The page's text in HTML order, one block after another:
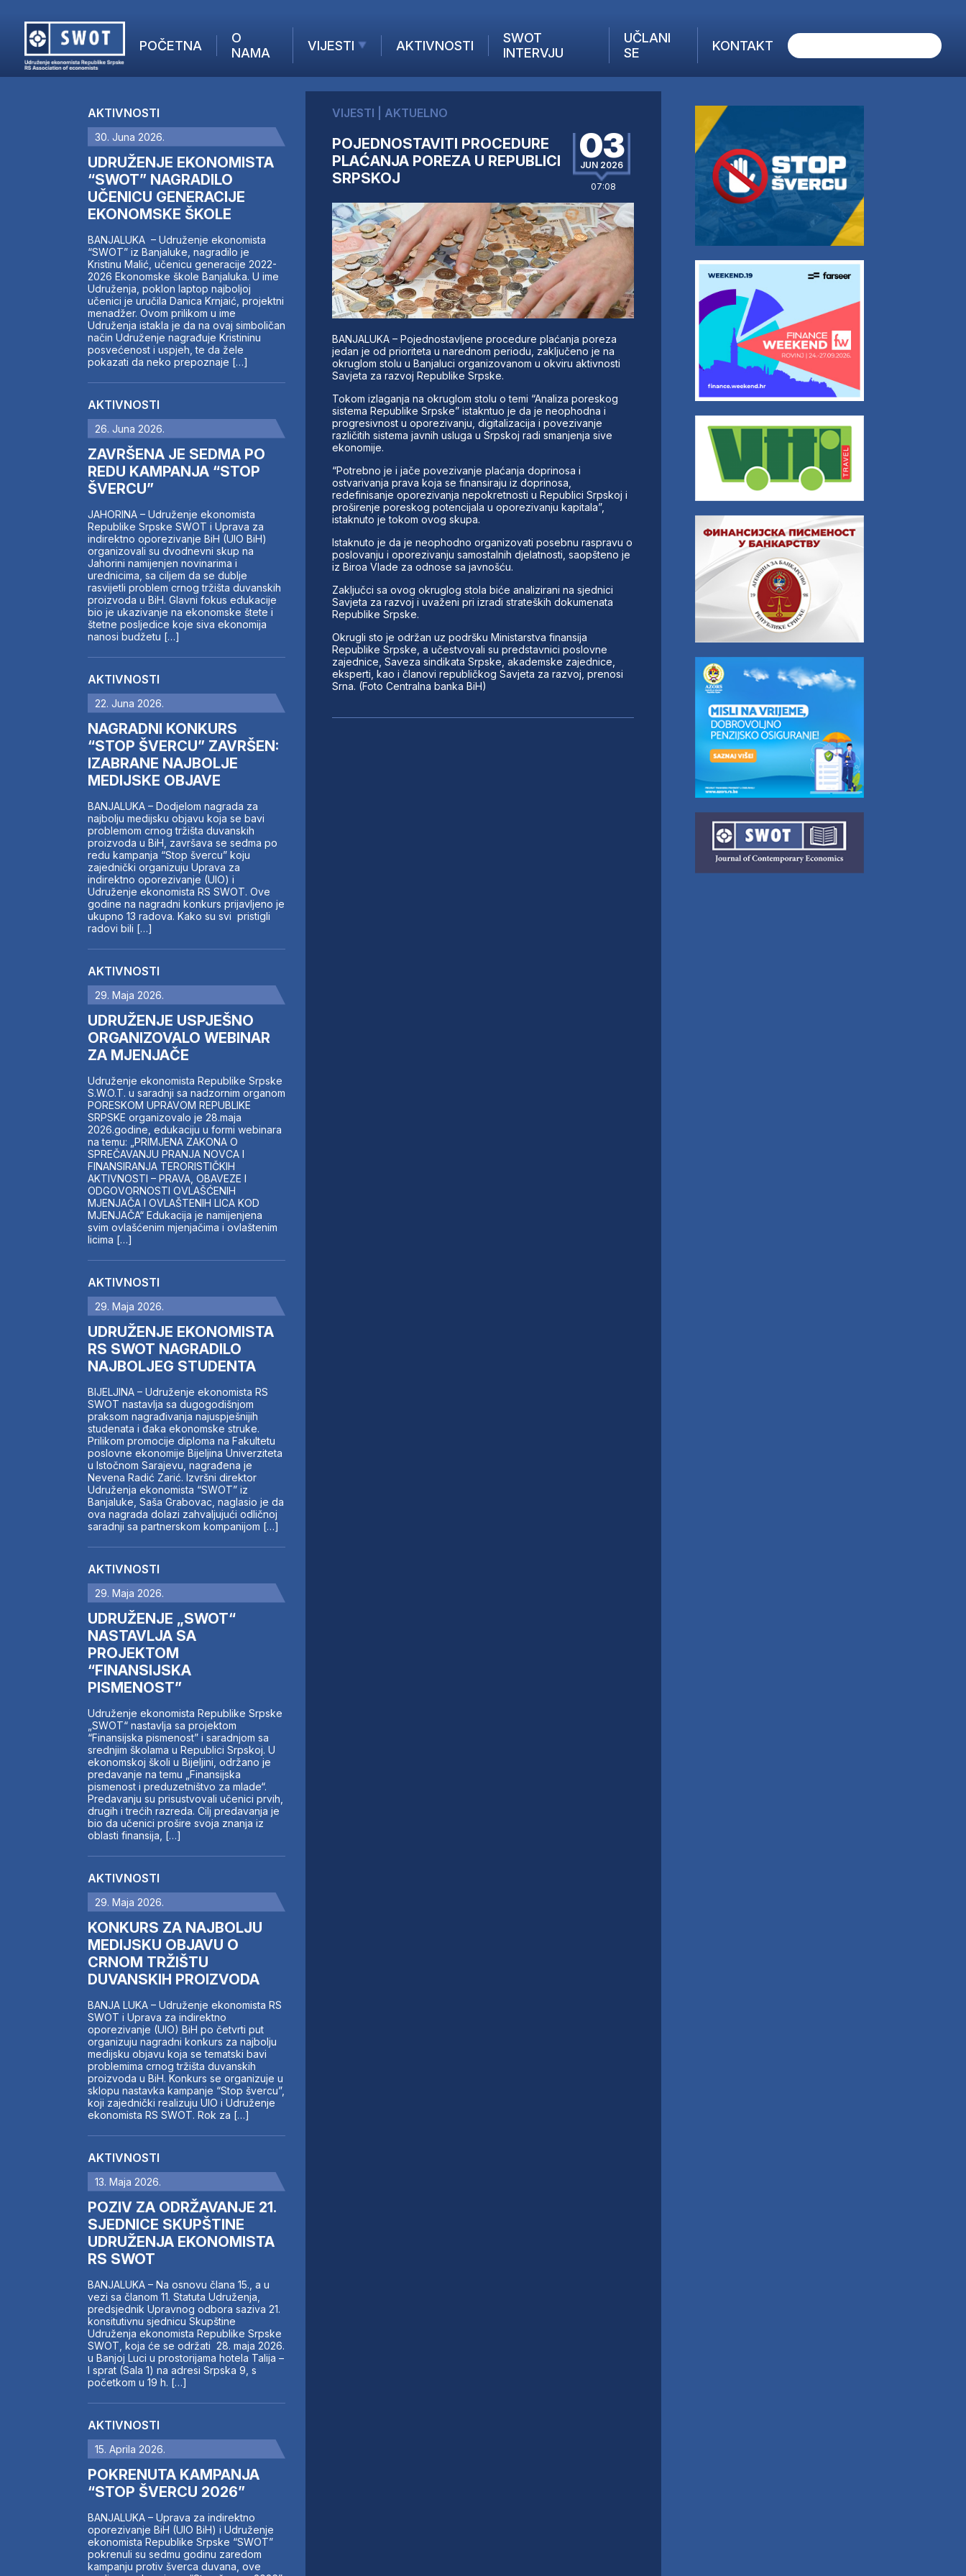
POČETNA
O
NAMA
VIJESTI
AKTUELNO
KOMPANIJE
FINANSIJE
IZ STRANIH MEDIJA
AKTIVNOSTI
SWOT
INTERVJU
UČLANI
SE
KONTAKT
AKTUELNO
ANALIZE
KOMPANIJE
FINANSIJE
IZ STRANIH MEDIJA
AKTIVNOSTI
SWOT INTERVJU
UČLANI SE
KONTAKT
AKTIVNOSTI
30. Juna 2026.
UDRUŽENJE EKONOMISTA
“SWOT” NAGRADILO
UČENICU GENERACIJE
EKONOMSKE ŠKOLE
BANJALUKA – Udruženje ekonomista
“SWOT” iz Banjaluke, nagradilo je
Kristinu Malić, učenicu generacije 2022-
2026 Ekonomske škole Banjaluka. U ime
Udruženja, poklon laptop najboljoj
učenici je uručila Danica Krnjaić, projektni
menadžer. Ovom prilikom u ime
Udruženja istakla je da na ovaj simboličan
način Udruženje nagrađuje Kristininu
posvećenost i uspjeh, te da žele
pokazati da neko prepoznaje […]
AKTIVNOSTI
26. Juna 2026.
ZAVRŠENA JE SEDMA PO
REDU KAMPANJA “STOP
ŠVERCU”
JAHORINA – Udruženje ekonomista
Republike Srpske SWOT i Uprava za
indirektno oporezivanje BiH (UIO BiH)
organizovali su dvodnevni skup na
Jahorini namijenjen novinarima i
urednicima, sa ciljem da se dublje
rasvijetli problem crnog tržišta duvanskih
proizvoda u BiH. Glavni fokus edukacije
bio je ukazivanje na ekonomske štete i
štetne posljedice koje siva ekonomija
nanosi budžetu […]
AKTIVNOSTI
22. Juna 2026.
NAGRADNI KONKURS
“STOP ŠVERCU” ZAVRŠEN:
IZABRANE NAJBOLJE
MEDIJSKE OBJAVE
BANJALUKA – Dodjelom nagrada za
najbolju medijsku objavu koja se bavi
problemom crnog tržišta duvanskih
proizvoda u BiH, završava se sedma po
redu kampanja “Stop švercu” koju
zajednički organizuju Uprava za
indirektno oporezivanje (UIO) i
Udruženje ekonomista RS SWOT. Ove
godine na nagradni konkurs prijavljeno je
ukupno 13 radova. Kako su svi pristigli
radovi bili […]
AKTIVNOSTI
29. Maja 2026.
UDRUŽENJE USPJEŠNO
ORGANIZOVALO WEBINAR
ZA MJENJAČE
Udruženje ekonomista Republike Srpske
S.W.O.T. u saradnji sa nadzornim organom
PORESKOM UPRAVOM REPUBLIKE
SRPSKE organizovalo je 28.maja
2026.godine, edukaciju u formi webinara
na temu: „PRIMJENA ZAKONA O
SPREČAVANJU PRANJA NOVCA I
FINANSIRANJA TERORISTIČKIH
AKTIVNOSTI – PRAVA, OBAVEZE I
ODGOVORNOSTI OVLAŠĆENIH
MJENJAČA I OVLAŠTENIH LICA KOD
MJENJAČA“ Edukacija je namijenjena
svim ovlašćenim mjenjačima i ovlaštenim
licima […]
AKTIVNOSTI
29. Maja 2026.
UDRUŽENJE EKONOMISTA
RS SWOT NAGRADILO
NAJBOLJEG STUDENTA
BIJELJINA – Udruženje ekonomista RS
SWOT nastavlja sa dugogodišnjom
praksom nagrađivanja najuspješnijih
studenata i đaka ekonomske struke.
Prilikom promocije diploma na Fakultetu
poslovne ekonomije Bijeljina Univerziteta
u Istočnom Sarajevu, nagrađena je
Nevena Radić Zarić. Izvršni direktor
Udruženja ekonomista “SWOT” iz
Banjaluke, Saša Grabovac, naglasio je da
ova nagrada dolazi zahvaljujući odličnoj
saradnji sa partnerskom kompanijom […]
AKTIVNOSTI
29. Maja 2026.
UDRUŽENJE „SWOT“
NASTAVLJA SA
PROJEKTOM
“FINANSIJSKA
PISMENOST”
Udruženje ekonomista Republike Srpske
„SWOT“ nastavlja sa projektom
“Finansijska pismenost” i saradnjom sa
srednjim školama u Republici Srpskoj. U
ekonomskoj školi u Bijeljini, održano je
predavanje na temu „Finansijska
pismenost i preduzetništvo za mlade“.
Predavanju su prisustvovali učenici prvih,
drugih i trećih razreda. Cilj predavanja je
bio da učenici prošire svoja znanja iz
oblasti finansija, […]
AKTIVNOSTI
29. Maja 2026.
KONKURS ZA NAJBOLJU
MEDIJSKU OBJAVU O
CRNOM TRŽIŠTU
DUVANSKIH PROIZVODA
BANJA LUKA – Udruženje ekonomista RS
SWOT i Uprava za indirektno
oporezivanje (UIO) BiH po četvrti put
organizuju nagradni konkurs za najbolju
medijsku objavu koja se tematski bavi
problemima crnog tržišta duvanskih
proizvoda u BiH. Konkurs se organizuje u
sklopu nastavka kampanje “Stop švercu”,
koji zajednički realizuju UIO i Udruženje
ekonomista RS SWOT. Rok za […]
AKTIVNOSTI
13. Maja 2026.
POZIV ZA ODRŽAVANJE 21.
SJEDNICE SKUPŠTINE
UDRUŽENJA EKONOMISTA
RS SWOT
BANJALUKA – Na osnovu člana 15., a u
vezi sa članom 11. Statuta Udruženja,
predsjednik Upravnog odbora saziva 21.
konsitutivnu sjednicu Skupštine
Udruženja ekonomista Republike Srpske
SWOT, koja će se održati 28. maja 2026.
u Banjoj Luci u prostorijama hotela Talija –
I sprat (Sala 1) na adresi Srpska 9, s
početkom u 19 h. […]
AKTIVNOSTI
15. Aprila 2026.
POKRENUTA KAMPANJA
“STOP ŠVERCU 2026”
BANJALUKA – Uprava za indirektno
oporezivanje BiH (UIO BiH) i Udruženje
ekonomista Republike Srpske “SWOT”
pokrenuli su sedmu godinu zaredom
kampanju protiv šverca duvana, ove
VIJESTI AKTUELNO
POJEDNOSTAVITI PROCEDURE
PLAĆANJA POREZA U REPUBLICI
SRPSKOJ
03
JUN 2026
07:08
BANJALUKA – Pojednostavljene procedure plaćanja poreza
jedan je od prioriteta u narednom periodu, zaključeno je na
okruglom stolu u Banjaluci organizovanom u okviru aktivnosti
Savjeta za razvoj Republike Srpske.
Tokom izlaganja na okruglom stolu o temi “Analiza poreskog
sistema Republike Srpske” istakntuo je da je neophodna i
progresivnost u oporezivanju, digitalizacija i povezivanje
različitih sistema javnih usluga u Srpskoj radi smanjenja sive
ekonomije.
“Potrebno je i jače povezivanje plaćanja doprinosa i
ostvarivanja prava koja se finansiraju iz doprinosa,
redefinisanje oporezivanja nepokretnosti u Republici Srpskoj i
proširenje poreskog potencijala u oporezivanju kapitala”,
istaknuto je tokom ovog skupa.
Istaknuto je da je neophodno organizovati posebnu raspravu o
poslovanju i oporezivanju samostalnih djelatnosti, saopšteno je
iz Biroa Vlade za odnose sa javnošću.
Zaključci sa ovog okruglog stola biće analizirani na sjednici
Savjeta za razvoj i uvaženi pri izradi strateških dokumenata
Republike Srpske.
Okrugli sto je održan uz podršku Ministarstva finansija
Republike Srpske, a učestvovali su predstavnici poslovne
zajednice, Saveza sindikata Srpske, akademske zajednice,
eksperti, kao i članovi republičkog Savjeta za razvoj, prenosi
Srna. (Foto Centralna banka BiH)